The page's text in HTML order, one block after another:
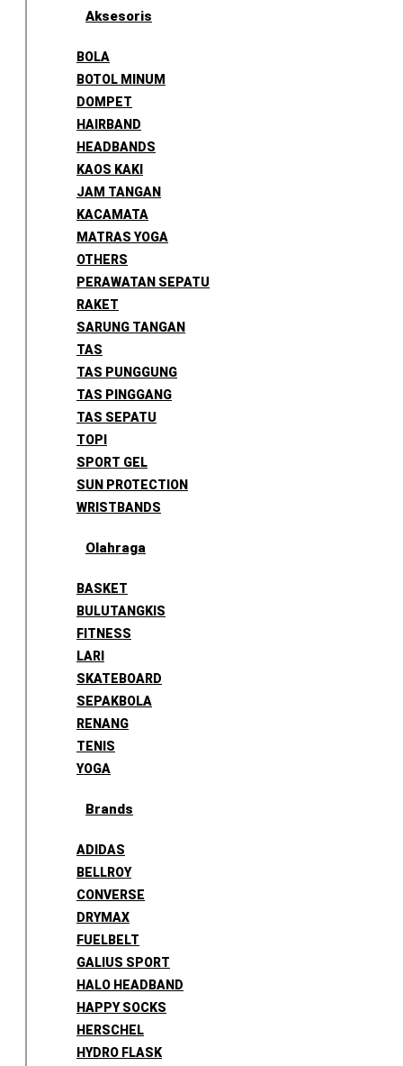
Aksesoris
BOLA
BOTOL MINUM
DOMPET
HAIRBAND
HEADBANDS
KAOS KAKI
JAM TANGAN
KACAMATA
MATRAS YOGA
OTHERS
PERAWATAN SEPATU
RAKET
SARUNG TANGAN
TAS
TAS PUNGGUNG
TAS PINGGANG
TAS SEPATU
TOPI
SPORT GEL
SUN PROTECTION
WRISTBANDS
Olahraga
BASKET
BULUTANGKIS
FITNESS
LARI
SKATEBOARD
SEPAKBOLA
RENANG
TENIS
YOGA
Brands
ADIDAS
BELLROY
CONVERSE
DRYMAX
FUELBELT
GALIUS SPORT
HALO HEADBAND
HAPPY SOCKS
HERSCHEL
HYDRO FLASK